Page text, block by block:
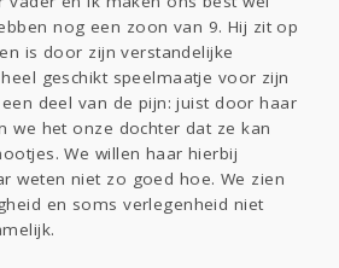
nog een zoon van 9. Hij zit op
is door zijn verstandelijke
geschikt speelmaatje voor zijn
deel van de pijn: juist door haar
we het onze dochter dat ze kan
We willen haar hierbij
weten niet zo goed hoe. We zien
en soms verlegenheid niet